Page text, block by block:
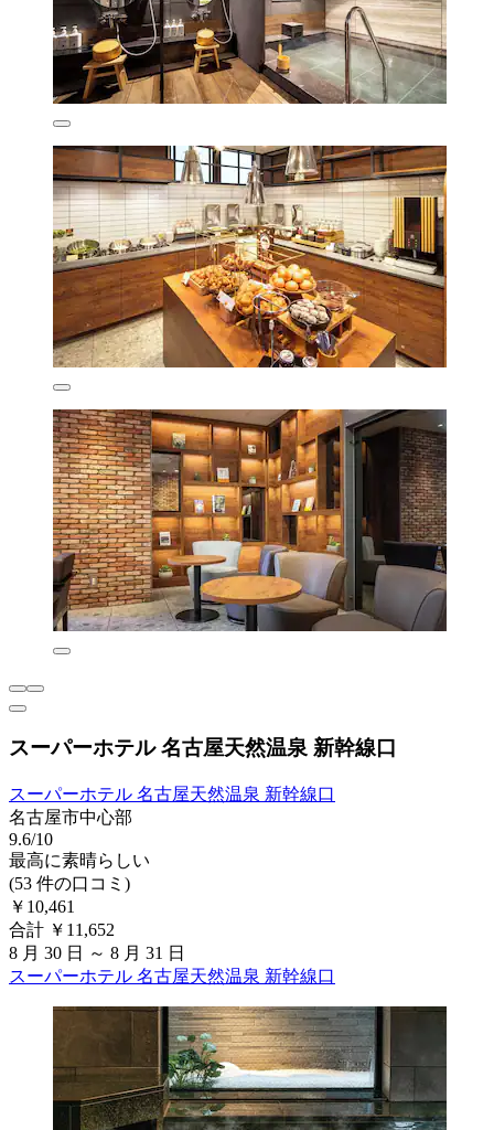
スーパーホテル 名古屋天然温泉 新幹線口
スーパーホテル 名古屋天然温泉 新幹線口
名古屋市中心部
9.6/10
最高に素晴らしい
(53 件の口コミ)
￥10,461
合計 ￥11,652
8 月 30 日 ～ 8 月 31 日
スーパーホテル 名古屋天然温泉 新幹線口